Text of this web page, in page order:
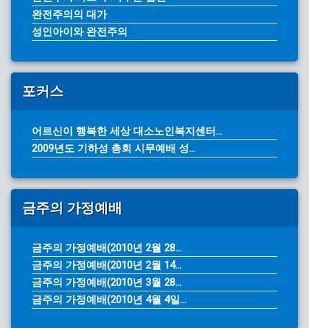
완전주의의 대가
성인아이와 완전주의
포커스
어르신이 행복한 세상 대소노인복지센터...
2009년도 기하성 총회 시무예배 성...
금주의 가정예배
금주의 가정예배(2010년 2월 28...
금주의 가정예배(2010년 2월 14...
금주의 가정예배(2010년 3월 28...
금주의 가정예배(2010년 4월 4일...